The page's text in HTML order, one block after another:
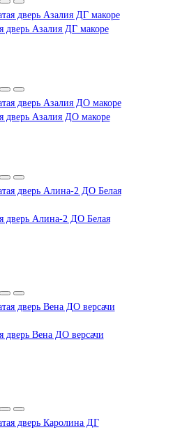
дверь Азалия ДГ макоре
дверь Азалия ДО макоре
дверь Алина-2 ДО Белая
дверь Вена ДО версачи